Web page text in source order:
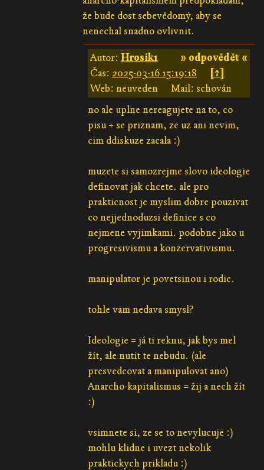
že bude dost sebevědomý, aby se
nenechal snadno ovlivnit.
» odpovědět «
Autor: Hrosik1
Čas: 2025-03-16 15:19:18
[↑]
Web: neuveden
Mail: schován
no ale uplne nereagujete na to, co
pisu + se priznam, ze uz ani nevim,
cim ddiskuze zacala :)
muzete si samozrejme slovo ideologie
definovat jak chcete. ale pro
prakticnost je myslim dobre pouzivat
co nejjednoduzsi definice s co
nejmene vyjimkami. podobne jako u
progresivismu a konzervativismu.
manipulator je povetsinou i rodic.
tohle vam nedava smysl?
Ideologie = já ti reknu, jak bys mel
žít, ale nutit te nebudu. (ale
presvedcovat a manipulovat ano)
Anarcho-kapitalismus = žij a nech žít
:)
vsimnete si, ze se to nevylucuje :)
mohlu klidne i uvezt nekolik
praktickych prikladu :)